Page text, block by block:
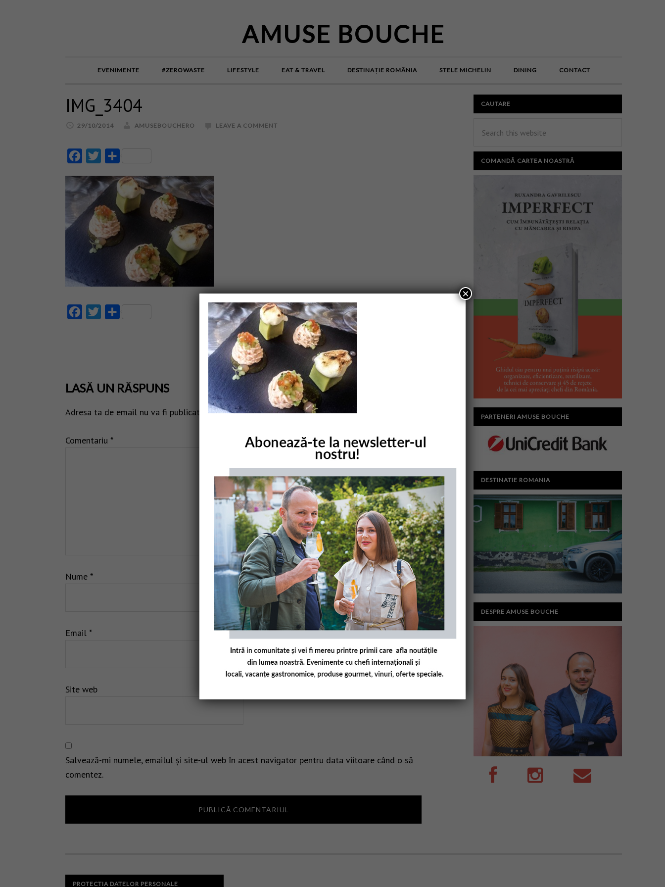
AMUSE BOUCHE
EVENIMENTE #ZEROWASTE LIFESTYLE EAT & TRAVEL DESTINAȚIE ROMÂNIA STELE MICHELIN DINING CONTACT
IMG_3404
29/10/2014 AMUSEBOUCHERO LEAVE A COMMENT
FacebookTwitter
FacebookTwitter
LASĂ UN RĂSPUNS
Adresa ta de email nu va fi publicată. Câmpurile obligatorii sunt marcate cu*
Comentariu *
Nume *
Email *
Site web
Salvează-mi numele, emailul și site-ul web în acest navigator pentru data viitoare când o să
comentez.
CAUTARE
COMANDĂ CARTEA NOASTRĂ
PARTENERI AMUSE BOUCHE
DESTINATIE ROMANIA
DESPRE AMUSE BOUCHE
PROTECTIA DATELOR PERSONALE
×